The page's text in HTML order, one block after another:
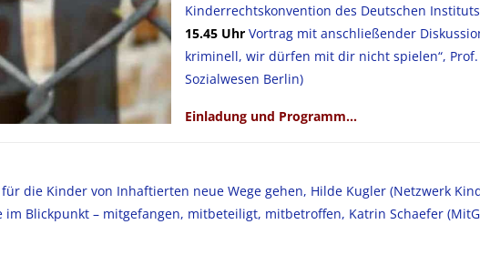
Kinderrechtskonvention des Deutschen
15.45 Uhr Vortrag mit anschließender
kriminell, wir dürfen mit dir nicht spielen“,
Sozialwesen Berlin)
Einladung und Programm…
die Kinder von Inhaftierten neue Wege gehen, Hilde Kugler (Netzwerk
Blickpunkt – mitgefangen, mitbeteiligt, mitbetroffen, Katrin Schaefer